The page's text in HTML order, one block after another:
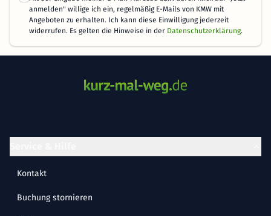
anmelden" willige ich ein, regelmäßig E-Mails von KMW mit
Angeboten zu erhalten. Ich kann diese Einwilligung jederzeit
widerrufen. Es gelten die Hinweise in der Datenschutzerklärung.
Kontakt
Buchung stornieren